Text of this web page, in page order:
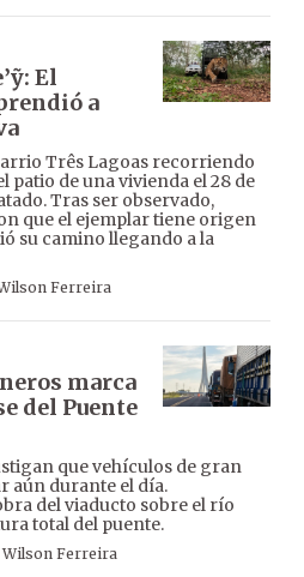
El
a
Três Lagoas recorriendo
patio de una vivienda el 28 de
Tras ser observado,
que el ejemplar tiene origen
su camino llegando a la
Ferreira
marca
del Puente
que vehículos de gran
aún durante el día.
del viaducto sobre el río
total del puente.
Wilson Ferreira